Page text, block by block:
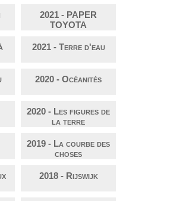
2021 - PAPER
TOYOTA
2021 - Terre d'eau
2020 - Océanités
2020 - Les figures de
la terre
2019 - La courbe des
choses
2018 - Rijswijk